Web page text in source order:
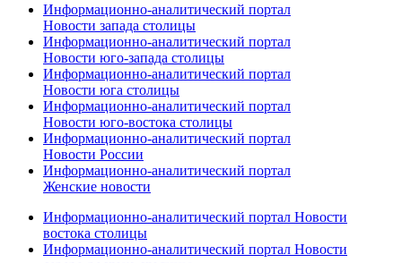
Информационно-аналитический портал
Новости запада столицы
Информационно-аналитический портал
Новости юго-запада столицы
Информационно-аналитический портал
Новости юга столицы
Информационно-аналитический портал
Новости юго-востока столицы
Информационно-аналитический портал
Новости России
Информационно-аналитический портал
Женские новости
Информационно-аналитический портал Новости
востока столицы
Информационно-аналитический портал Новости